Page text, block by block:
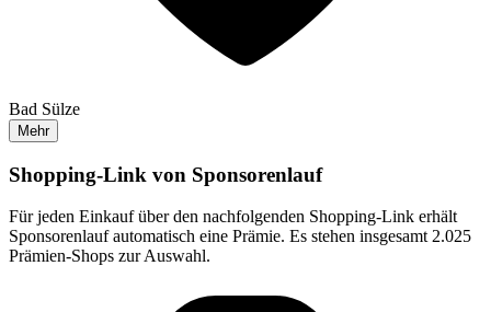
Bad Sülze
Mehr
Shopping-Link von Sponsorenlauf
Für jeden Einkauf über den nachfolgenden Shopping-Link erhält
Sponsorenlaufautomatisch eine Prämie. Es stehen insgesamt 2.025
Prämien-Shops zur Auswahl.